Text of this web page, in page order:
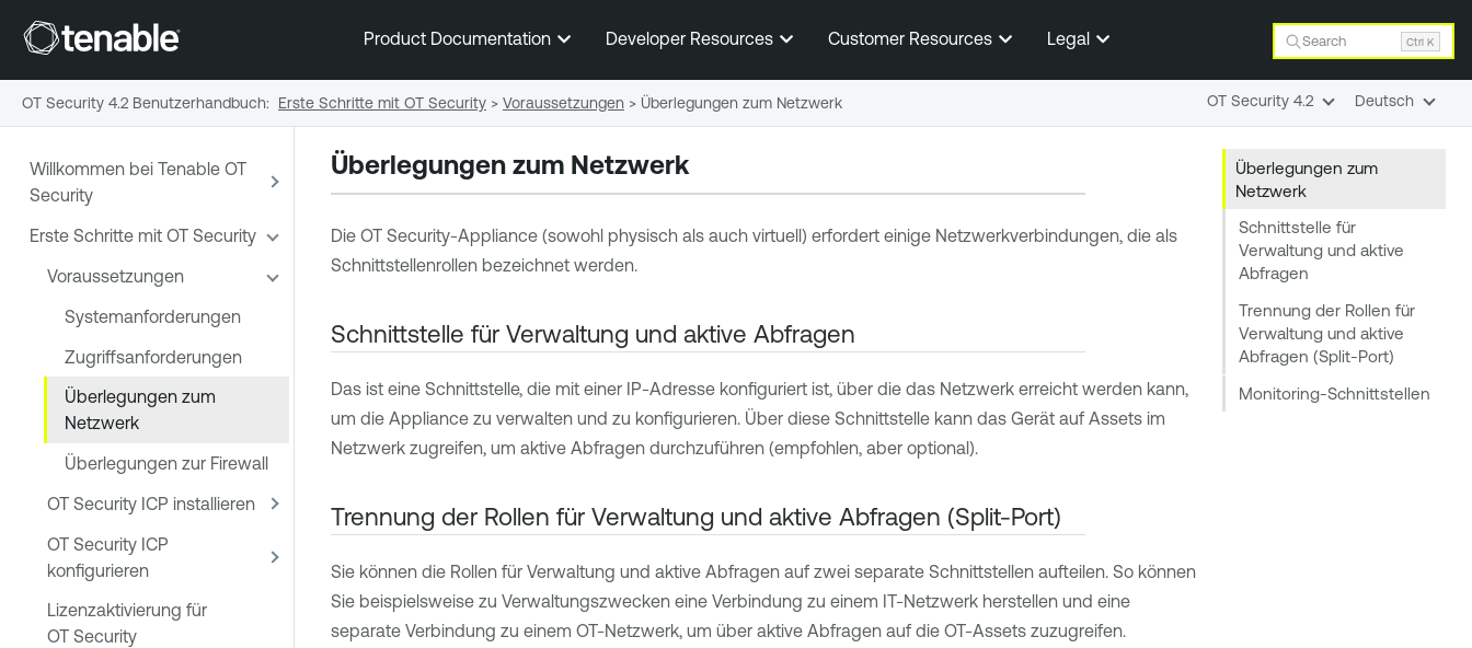
Zum Hauptinhalt springen
Product Documentation Developer Resources Customer Resources Legal Search Ctrl K
Willkommen bei Tenable OT
Security
Erste Schritte mit OT Security
Voraussetzungen
Systemanforderungen
Zugriffsanforderungen
Überlegungen zum
Netzwerk
Überlegungen zur Firewall
OT Security ICP installieren
OT Security ICP
konfigurieren
Lizenzaktivierung für
OT Security
Überlegungen zum
Netzwerk
Schnittstelle für
Verwaltung und aktive
Abfragen
Trennung der Rollen für
Verwaltung und aktive
Abfragen (Split-Port)
Monitoring-Schnittstellen
Überlegungen zum Netzwerk
Die OT Security-Appliance (sowohl physisch als auch virtuell) erfordert einige Netzwerkverbindungen, die als
Schnittstellenrollen bezeichnet werden.
Schnittstelle für Verwaltung und aktive Abfragen
Das ist eine Schnittstelle, die mit einer IP-Adresse konfiguriert ist, über die das Netzwerk erreicht werden kann,
um die Appliance zu verwalten und zu konfigurieren. Über diese Schnittstelle kann das Gerät auf Assets im
Netzwerk zugreifen, um aktive Abfragen durchzuführen (empfohlen, aber optional).
Trennung der Rollen für Verwaltung und aktive Abfragen (Split-Port)
Sie können die Rollen für Verwaltung und aktive Abfragen auf zwei separate Schnittstellen aufteilen. So können
Sie beispielsweise zu Verwaltungszwecken eine Verbindung zu einem IT-Netzwerk herstellen und eine
separate Verbindung zu einem OT-Netzwerk, um über aktive Abfragen auf die OT-Assets zuzugreifen.
OT Security 4.2 Benutzerhandbuch: Erste Schritte mit OT Security > Voraussetzungen > Überlegungen zum Netzwerk OT Security 4.2 Deutsch